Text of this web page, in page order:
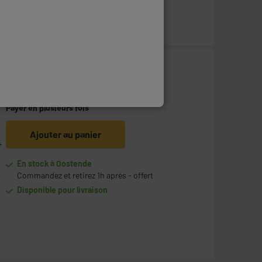
Payer enplusieurs fois
Ajouter au panier
En stock à Oostende
Commandez et retirez 1h après - offert
Disponible pour livraison